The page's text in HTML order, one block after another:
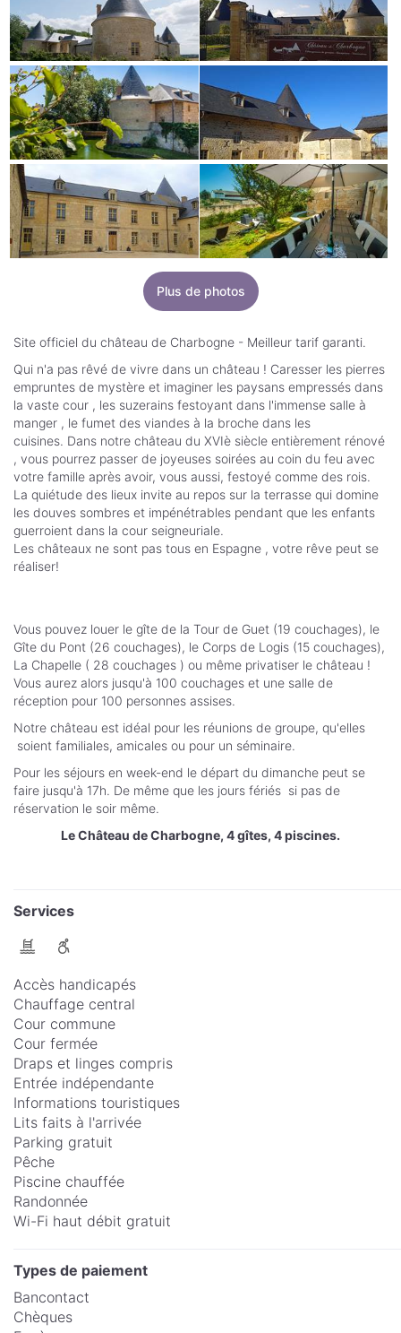
Plus de photos
Site officiel du château de Charbogne - Meilleur tarif garanti.
Qui n'a pas rêvé de vivre dans un château ! Caresser les pierres
empruntes de mystère et imaginer les paysans empressés dans
la vaste cour , les suzerains festoyant dans l'immense salle à
manger , le fumet des viandes à la broche dans les
cuisines. Dans notre château du XVIè siècle entièrement rénové
, vous pourrez passer de joyeuses soirées au coin du feu avec
votre famille après avoir, vous aussi, festoyé comme des rois.
La quiétude des lieux invite au repos sur la terrasse qui domine
les douves sombres et impénétrables pendant que les enfants
guerroient dans la cour seigneuriale.
Les châteaux ne sont pas tous en Espagne , votre rêve peut se
réaliser!
Vous pouvez louer le gîte de la Tour de Guet (19 couchages), le
Gîte du Pont (26 couchages), le Corps de Logis (15 couchages),
La Chapelle ( 28 couchages ) ou même privatiser le château !
Vous aurez alors jusqu'à 100 couchages et une salle de
réception pour 100 personnes assises.
Notre château est idéal pour les réunions de groupe, qu'elles
soient familiales, amicales ou pour un séminaire.
Pour les séjours en week-end le départ du dimanche peut se
faire jusqu'à 17h. De même que les jours fériés si pas de
réservation le soir même.
Le Château de Charbogne, 4 gîtes, 4 piscines.
Services
Accès handicapés
Chauffage central
Cour commune
Cour fermée
Draps et linges compris
Entrée indépendante
Informations touristiques
Lits faits à l'arrivée
Parking gratuit
Pêche
Piscine chauffée
Randonnée
Wi-Fi haut débit gratuit
Types de paiement
Bancontact
Chèques